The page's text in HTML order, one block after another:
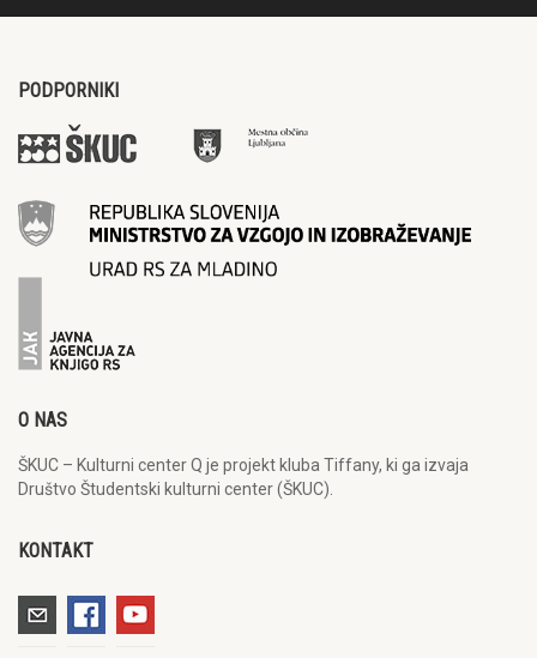
PODPORNIKI
O NAS
ŠKUC – Kulturni center Q je projekt kluba Tiffany, ki ga izvaja
Društvo Študentski kulturni center (ŠKUC).
KONTAKT